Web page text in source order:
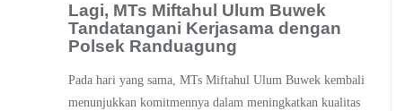
Lagi, MTs Miftahul Ulum Buwek
Tandatangani Kerjasama dengan
Polsek Randuagung
Pada hari yang sama, MTs Miftahul Ulum Buwek kembali
menunjukkan komitmennya dalam meningkatkan kualitas